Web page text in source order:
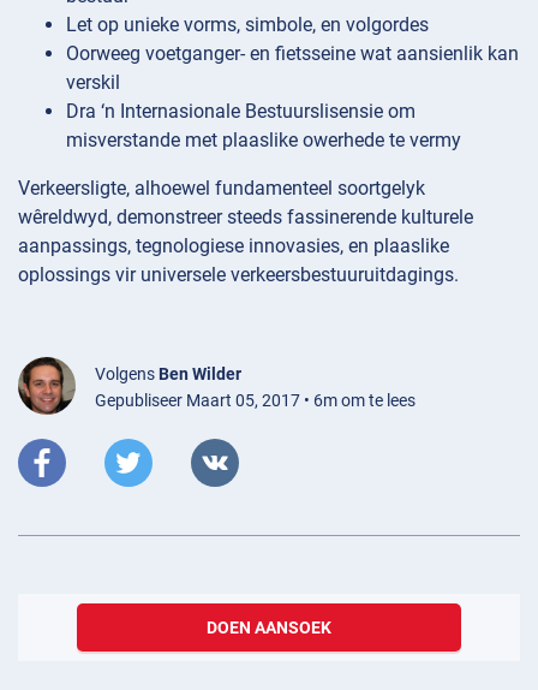
Let op unieke vorms, simbole, en volgordes
Oorweeg voetganger- en fietsseine wat aansienlik kan
verskil
Dra ‘n Internasionale Bestuurslisensie om
misverstande met plaaslike owerhede te vermy
Verkeersligte, alhoewel fundamenteel soortgelyk
wêreldwyd, demonstreer steeds fassinerende kulturele
aanpassings, tegnologiese innovasies, en plaaslike
oplossings vir universele verkeersbestuuruitdagings.
Volgens Ben Wilder
Gepubliseer Maart 05, 2017 • 6m om te lees
DOEN AANSOEK